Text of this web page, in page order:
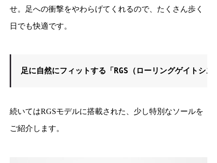
せ。足への衝撃をやわらげてくれるので、たくさん歩く
日でも快適です。
足に自然にフィットする「RGS（ローリングゲイトシス
続いてはRGSモデルに搭載された、少し特別なソールを
ご紹介します。